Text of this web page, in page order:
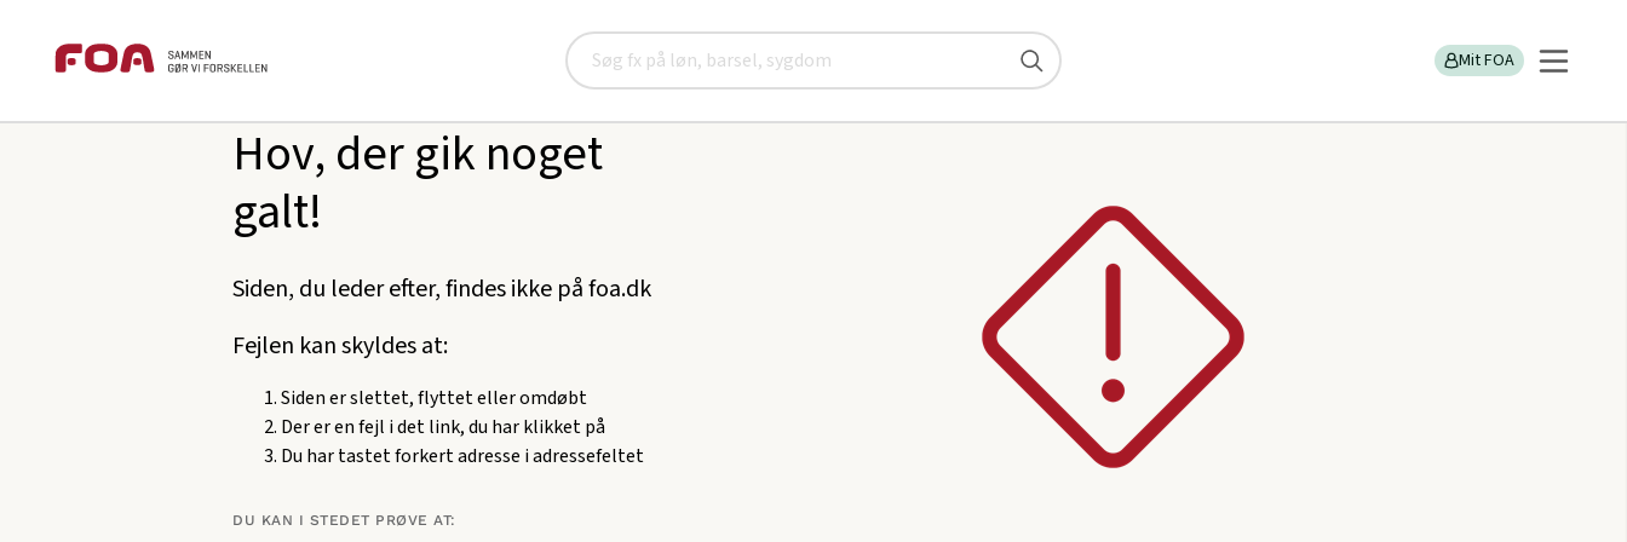
hovedindhold
hovedmenu
Søg
Mit FOA
Hov, der gik noget
galt!
Siden, du leder efter, findes ikke på foa.dk
Fejlen kan skyldes at:
Siden er slettet, flyttet eller omdøbt
Der er en fejl i det link, du har klikket på
Du har tastet forkert adresse i adressefeltet
DU KAN I STEDET PRØVE AT: